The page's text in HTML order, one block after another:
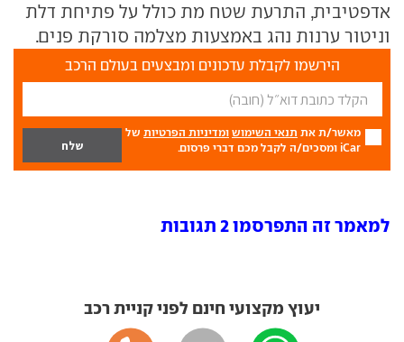
אדפטיבית, התרעת שטח מת כולל על פתיחת דלת
וניטור ערנות נהג באמצעות מצלמה סורקת פנים.
הירשמו לקבלת עדכונים ומבצעים בעולם הרכב
מאשר/ת את תנאי השימוש ומדיניות הפרטיות של
iCar ומסכים/ה לקבל מכם דברי פרסום.
למאמר זה התפרסמו 2 תגובות
יעוץ מקצועי חינם לפני קניית רכב